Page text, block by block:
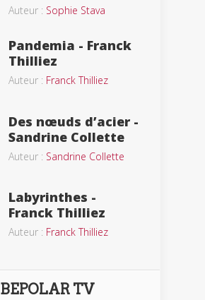
Auteur : Sophie Stava
Pandemia - Franck
Thilliez
Auteur : Franck Thilliez
Des nœuds d’acier -
Sandrine Collette
Auteur : Sandrine Collette
Labyrinthes -
Franck Thilliez
Auteur : Franck Thilliez
BEPOLAR TV